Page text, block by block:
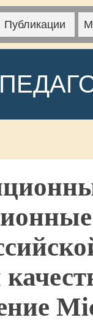
Публикации